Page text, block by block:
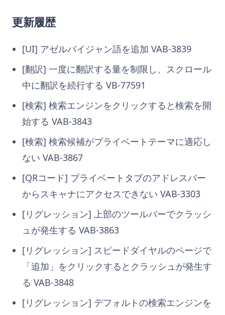
更新履歴
[UI] アゼルバイジャン語を追加 VAB-3839
[翻訳] 一度に翻訳する量を制限し、スクロール
中に翻訳を続行する VB-77591
[検索] 検索エンジンをクリックすると検索を開
始する VAB-3843
[検索] 検索候補がプライベートテーマに適応し
ない VAB-3867
[QRコード] プライベートタブのアドレスバー
からスキャナにアクセスできない VAB-3303
[リグレッション] 上部のツールバーでクラッシ
ュが発生する VAB-3863
[リグレッション] スピードダイヤルのページで
「追加」をクリックするとクラッシュが発生す
る VAB-3848
[リグレッション] デフォルトの検索エンジンを